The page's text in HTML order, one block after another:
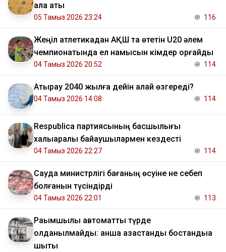
қала аты
05 Тамыз 2026 23:24 116
Жеңіл атлетикадан АҚШ та өтетін U20 әлем
чемпионатында ел намысын кімдер қорғайды
04 Тамыз 2026 20:52 114
Атырау 2040 жылға дейін қалай өзгереді?
04 Тамыз 2026 14:08 114
Respublica партиясының басшылығы
халықаралық байқаушылармен кездесті
04 Тамыз 2026 22:27 114
Сауда министрлігі бағаның өсуіне не себеп
болғанын түсіндірді
04 Тамыз 2026 22:01 113
Рақымшылық автоматты түрде
қолданылмайды: қанша қазақстандық бостандыққа
шықты